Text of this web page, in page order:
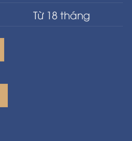
Từ 18 tháng